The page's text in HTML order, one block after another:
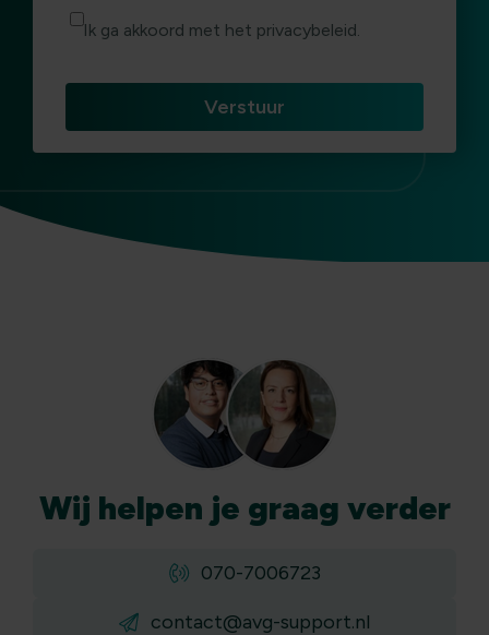
Ik ga akkoord met het privacybeleid.
Wij helpen je graag verder
070-7006723
contact@avg-support.nl